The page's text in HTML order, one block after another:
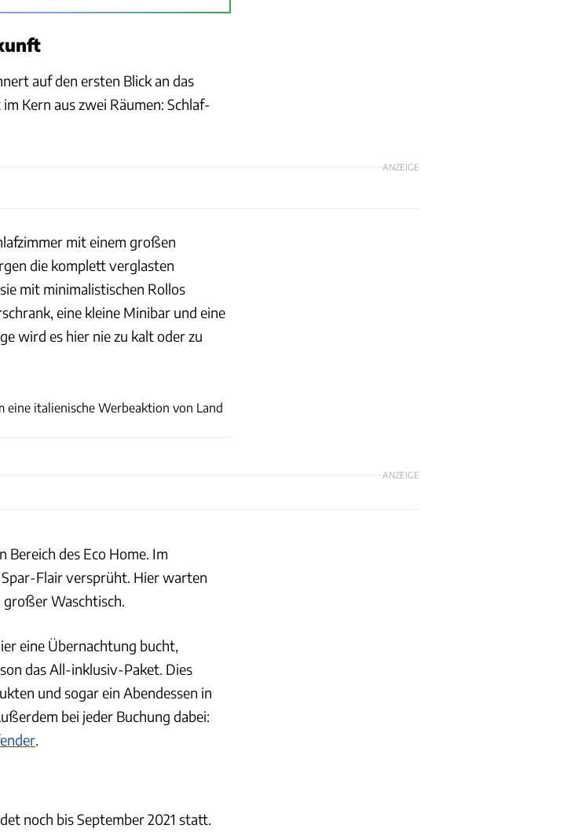
auf den ersten Blick an das
im Kern aus zwei Räumen: Schlaf-
ANZEIGE
mit einem großen
die komplett verglasten
mit minimalistischen Rollos
eine kleine Minibar und eine
wird es hier nie zu kalt oder zu
eine italienische Werbeaktion von Land
ANZEIGE
Bereich des Eco Home. Im
Flair versprüht. Hier warten
Waschtisch.
eine Übernachtung bucht,
das All-inklusiv-Paket. Dies
und sogar ein Abendessen in
bei jeder Buchung dabei:
noch bis September 2021 statt.